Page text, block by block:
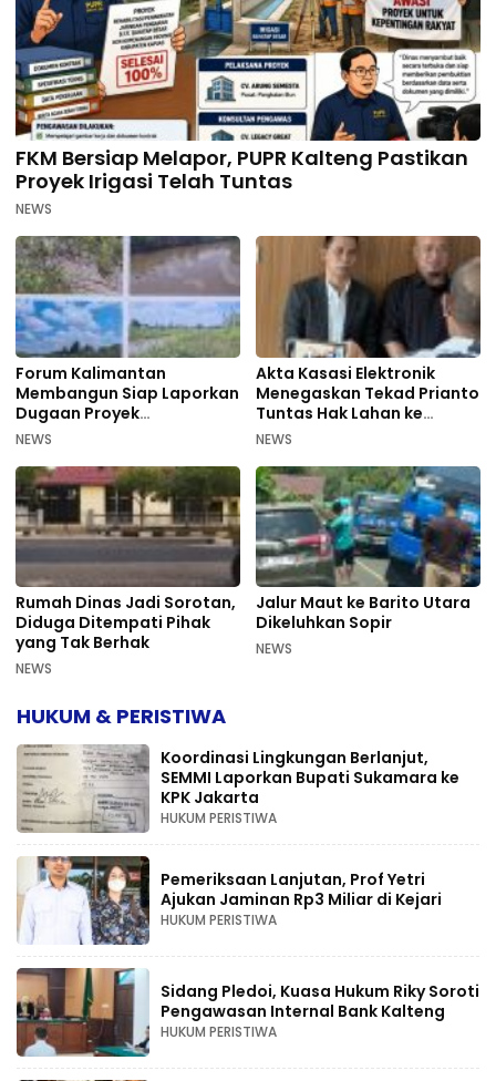
FKM Bersiap Melapor, PUPR Kalteng Pastikan
Proyek Irigasi Telah Tuntas
NEWS
Forum Kalimantan
Membangun Siap Laporkan
Dugaan Proyek
Bermasalah PUPR Kalteng
NEWS
Akta Kasasi Elektronik
Menegaskan Tekad Prianto
Tuntas Hak Lahan ke
Mahkamah Agung
NEWS
Rumah Dinas Jadi Sorotan,
Diduga Ditempati Pihak
yang Tak Berhak
NEWS
Jalur Maut ke Barito Utara
Dikeluhkan Sopir
NEWS
HUKUM & PERISTIWA
Koordinasi Lingkungan Berlanjut,
SEMMI Laporkan Bupati Sukamara ke
KPK Jakarta
HUKUM PERISTIWA
Pemeriksaan Lanjutan, Prof Yetri
Ajukan Jaminan Rp3 Miliar di Kejari
HUKUM PERISTIWA
Sidang Pledoi, Kuasa Hukum Riky Soroti
Pengawasan Internal Bank Kalteng
HUKUM PERISTIWA